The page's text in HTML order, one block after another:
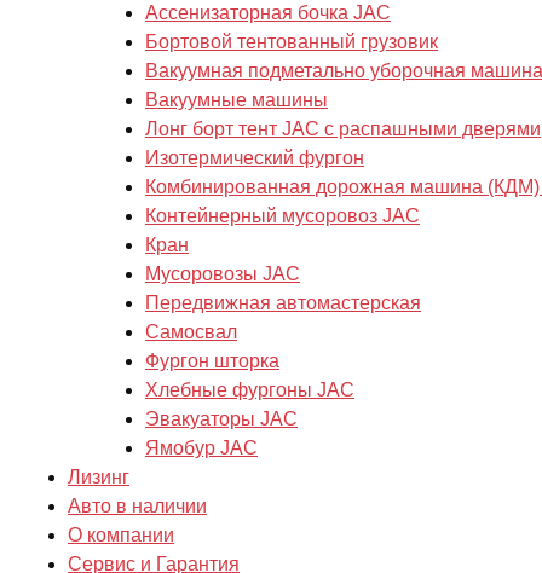
Ассенизаторная бочка JAC
Бортовой тентованный грузовик
Вакуумная подметально уборочная
Вакуумные машины
Лонг борт тент JAC с распашными дверями
Изотермический фургон
Комбинированная дорожная машина
Контейнерный мусоровоз JAC
Кран
Мусоровозы JAC
Передвижная автомастерская
Самосвал
Фургон шторка
Хлебные фургоны JAC
Эвакуаторы JAC
Ямобур JAC
Лизинг
Авто в наличии
О компании
Сервис и Гарантия